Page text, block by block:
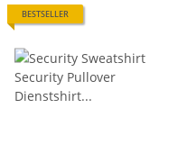
BESTSELLER